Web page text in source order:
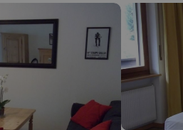
modificar o destino.